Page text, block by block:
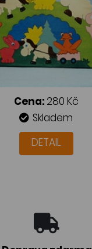
Cena: 280 Kč
Skladem
DETAIL